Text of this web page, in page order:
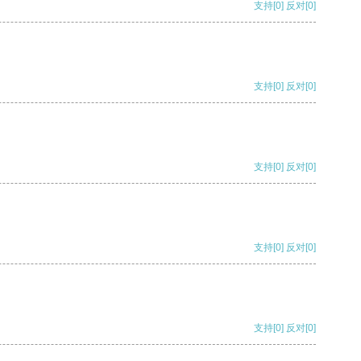
支持[0] 反对[0]
支持[0] 反对[0]
支持[0] 反对[0]
支持[0] 反对[0]
支持[0] 反对[0]